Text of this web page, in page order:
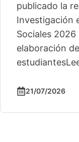
publicado la
Investigación
Sociales 2026
elaboración
estudiantes
21/07/2026